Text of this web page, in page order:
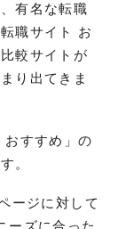
有名な転職
職サイト お
較サイトが
り出てきま
すすめ」の
。
ージに対して
ーズに合った